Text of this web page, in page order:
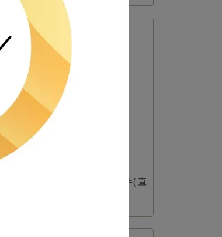
WATCH SERIES-T形旋鈕門把手( 直